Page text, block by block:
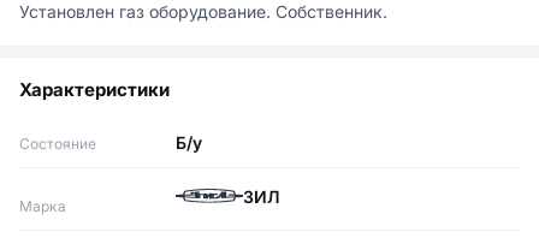
Установлен газ оборудование. Собственник.
Характеристики
Состояние Б/у
Марка ЗИЛ